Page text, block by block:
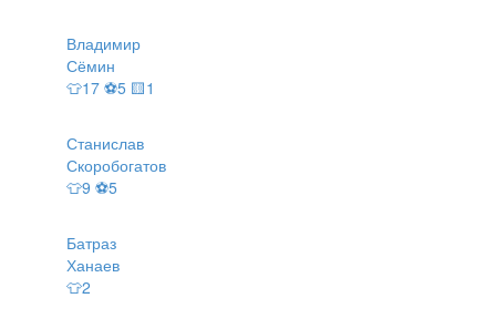
Владимир
Сёмин
👕17 ⚽5 🟨1
Станислав
Скоробогатов
👕9 ⚽5
Батраз
Ханаев
👕2